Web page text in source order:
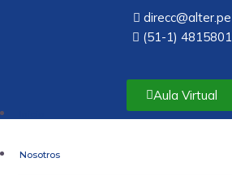
direcc@alter.pe
(51-1) 4815801
Aula Virtual
Nosotros